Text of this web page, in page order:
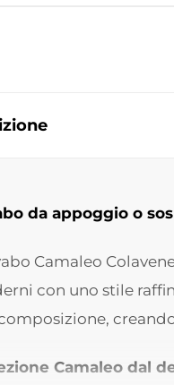
da appoggio o
Camaleo
con uno stile
Camaleo dal